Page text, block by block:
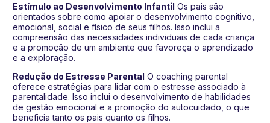
Estímulo ao Desenvolvimento Infantil Os pais são
orientados sobre como apoiar o desenvolvimento cognitivo,
emocional, social e físico de seus filhos. Isso inclui a
compreensão das necessidades individuais de cada criança
e a promoção de um ambiente que favoreça o aprendizado
e a exploração.
Redução do Estresse Parental O coaching parental
oferece estratégias para lidar com o estresse associado à
parentalidade. Isso inclui o desenvolvimento de habilidades
de gestão emocional e a promoção do autocuidado, o que
beneficia tanto os pais quanto os filhos.